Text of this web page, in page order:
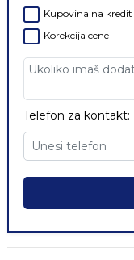
Kupovina na kredit
Korekcija cene
Telefon za kontakt: